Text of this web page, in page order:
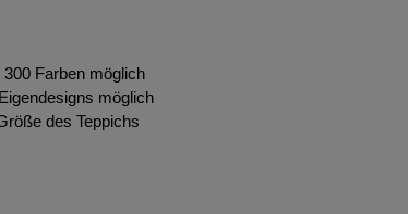
Farben möglich
möglich
des Teppichs